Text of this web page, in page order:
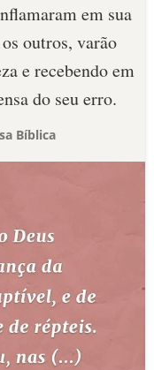
em sua
outros, varão
e recebendo em
do seu erro.
Bíblica